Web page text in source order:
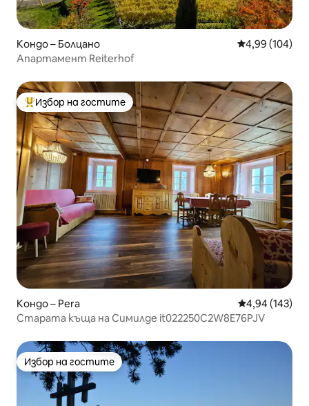
Кондо – Болцано Средна
4,99 (104)
Апартамент Reiterhof
Най-популярен избор на гостите
Избор на гостите
Кондо – Pera Средна
4,94 (143)
Старата къща на Симилде it022250C2W8E76PJV
Избор на гостите
Избор на гостите